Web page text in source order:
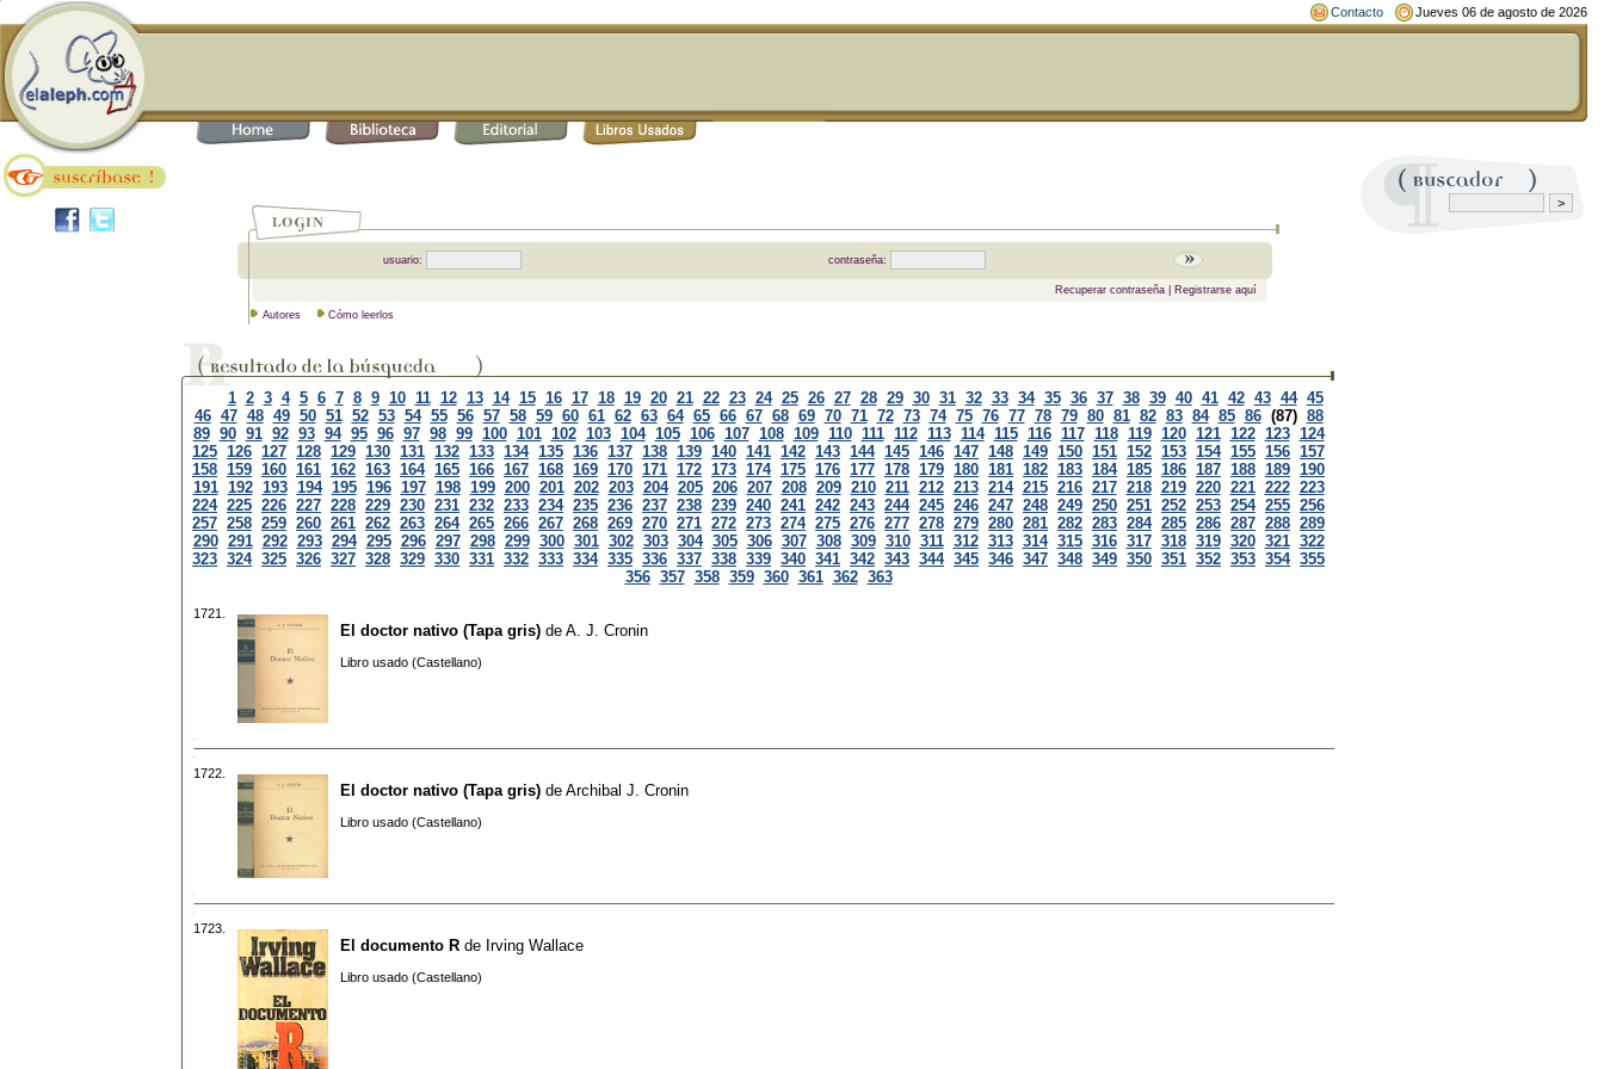
Contacto Jueves 06 de agosto de 2026
usuario: contraseña:
Recuperar contraseña| Registrarse aquí
Autores Cómo leerlos
1 2 3 4 5 6 7 8 9 10 11 12 13 14 15 16 17 18 19 20 21 22 23 24 25 26 27 28 29 30 31 32 33 34 35 36 37 38 39 40 41 42 43 44 45
46 47 48 49 50 51 52 53 54 55 56 57 58 59 60 61 62 63 64 65 66 67 68 69 70 71 72 73 74 75 76 77 78 79 80 81 82 83 84 85 86 (87) 88
89 90 91 92 93 94 95 96 97 98 99 100 101 102 103 104 105 106 107 108 109 110 111 112 113 114 115 116 117 118 119 120 121 122 123 124
125 126 127 128 129 130 131 132 133 134 135 136 137 138 139 140 141 142 143 144 145 146 147 148 149 150 151 152 153 154 155 156 157
158 159 160 161 162 163 164 165 166 167 168 169 170 171 172 173 174 175 176 177 178 179 180 181 182 183 184 185 186 187 188 189 190
191 192 193 194 195 196 197 198 199 200 201 202 203 204 205 206 207 208 209 210 211 212 213 214 215 216 217 218 219 220 221 222 223
224 225 226 227 228 229 230 231 232 233 234 235 236 237 238 239 240 241 242 243 244 245 246 247 248 249 250 251 252 253 254 255 256
257 258 259 260 261 262 263 264 265 266 267 268 269 270 271 272 273 274 275 276 277 278 279 280 281 282 283 284 285 286 287 288 289
290 291 292 293 294 295 296 297 298 299 300 301 302 303 304 305 306 307 308 309 310 311 312 313 314 315 316 317 318 319 320 321 322
323 324 325 326 327 328 329 330 331 332 333 334 335 336 337 338 339 340 341 342 343 344 345 346 347 348 349 350 351 352 353 354 355
356 357 358 359 360 361 362 363
1721.
El doctor nativo (Tapa gris) de A. J. Cronin
Libro usado (Castellano)
1722.
El doctor nativo (Tapa gris) de Archibal J. Cronin
Libro usado (Castellano)
1723.
El documento R de Irving Wallace
Libro usado (Castellano)